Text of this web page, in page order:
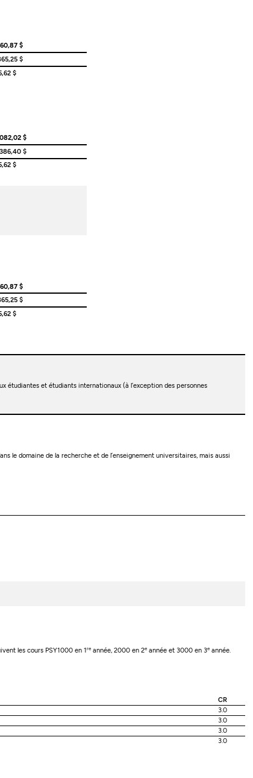
$
$
$
$
$
$
$
$
$
étudiantes et étudiants internationaux (à l’exception des personnes
le domaine de la recherche et de l’enseignement universitaires, mais aussi
les cours PSY1000 en 1re année, 2000 en 2e année et 3000 en 3e année.
CR
3.0
3.0
3.0
3.0